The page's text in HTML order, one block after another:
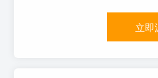
立即